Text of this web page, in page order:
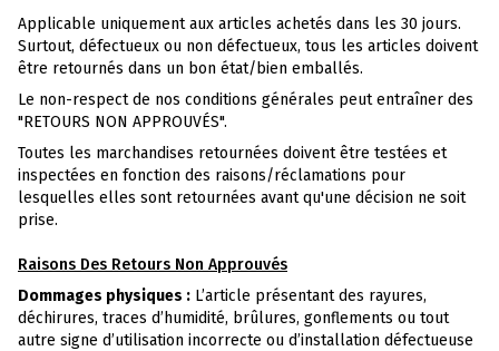
Applicable uniquement aux articles achetés dans les 30 jours.
Surtout, défectueux ou non défectueux, tous les articles doivent
être retournés dans un bon état/bien emballés.
Le non-respect de nos conditions générales peut entraîner des
"RETOURS NON APPROUVÉS".
Toutes les marchandises retournées doivent être testées et
inspectées en fonction des raisons/réclamations pour
lesquelles elles sont retournées avant qu'une décision ne soit
prise.
Raisons Des Retours Non Approuvés
Dommages physiques : L’article présentant des rayures,
déchirures, traces d’humidité, brûlures, gonflements ou tout
autre signe d’utilisation incorrecte ou d’installation défectueuse